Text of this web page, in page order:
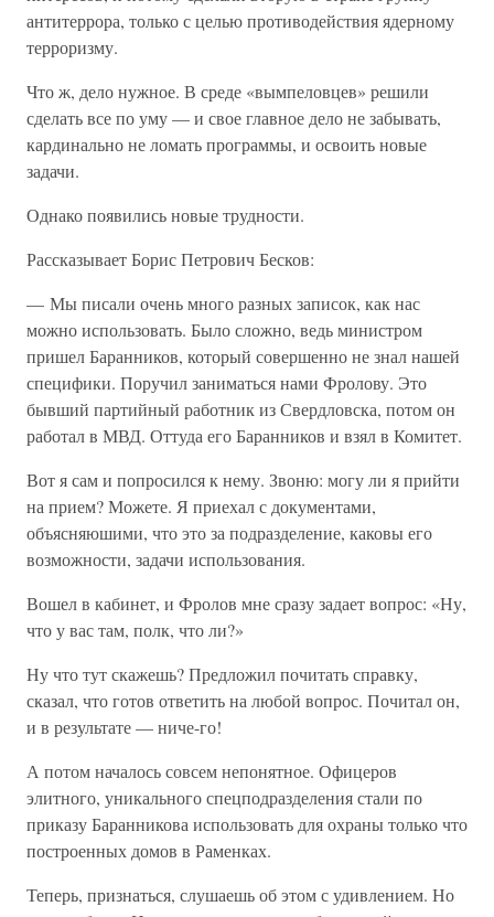
антитеррора, только с целью противодействия ядерному
терроризму.
Что ж, дело нужное. В среде «вымпеловцев» решили
сделать все по уму — и свое главное дело не забывать,
кардинально не ломать программы, и освоить новые
задачи.
Однако появились новые трудности.
Рассказывает Борис Петрович Бесков:
— Мы писали очень много разных записок, как нас
можно использовать. Было сложно, ведь министром
пришел Баранников, который совершенно не знал нашей
специфики. Поручил заниматься нами Фролову. Это
бывший партийный работник из Свердловска, потом он
работал в МВД. Оттуда его Баранников и взял в Комитет.
Вот я сам и попросился к нему. Звоню: могу ли я прийти
на прием? Можете. Я приехал с документами,
объясняюшими, что это за подразделение, каковы его
возможности, задачи использования.
Вошел в кабинет, и Фролов мне сразу задает вопрос: «Ну,
что у вас там, полк, что ли?»
Ну что тут скажешь? Предложил почитать справку,
сказал, что готов ответить на любой вопрос. Почитал он,
и в результате — ниче-го!
А потом началось совсем непонятное. Офицеров
элитного, уникального спецподразделения стали по
приказу Баранникова использовать для охраны только что
построенных домов в Раменках.
Теперь, признаться, слушаешь об этом с удивлением. Но